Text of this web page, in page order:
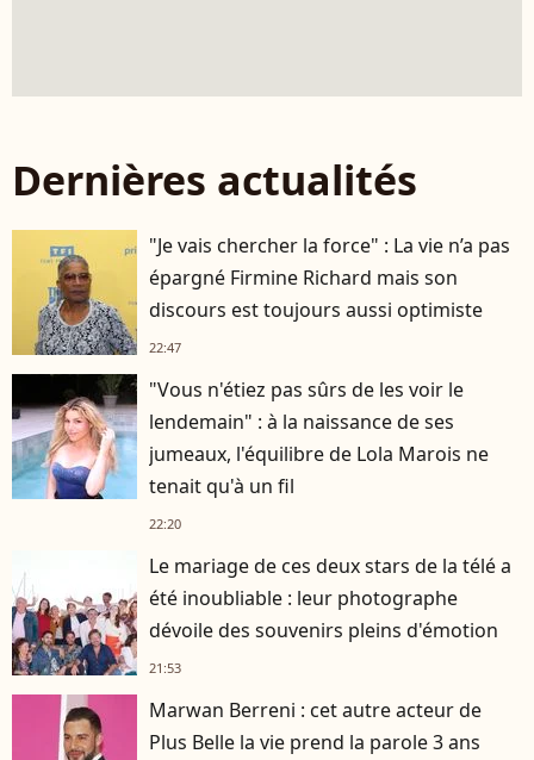
Dernières actualités
"Je vais chercher la force" : La vie n’a pas
épargné Firmine Richard mais son
discours est toujours aussi optimiste
22:47
"Vous n'étiez pas sûrs de les voir le
lendemain" : à la naissance de ses
jumeaux, l'équilibre de Lola Marois ne
tenait qu'à un fil
22:20
Le mariage de ces deux stars de la télé a
été inoubliable : leur photographe
dévoile des souvenirs pleins d'émotion
21:53
Marwan Berreni : cet autre acteur de
Plus Belle la vie prend la parole 3 ans